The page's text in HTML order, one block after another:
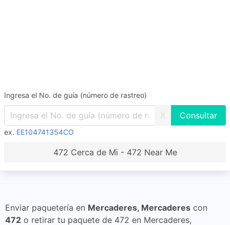
Ingresa el No. de guía (número de rastreo)
X
ex. EE104741354CO
472 Cerca de Mi - 472 Near Me
Enviar paquetería en Mercaderes, Mercaderes con
472 o retirar tu paquete de 472 en Mercaderes,